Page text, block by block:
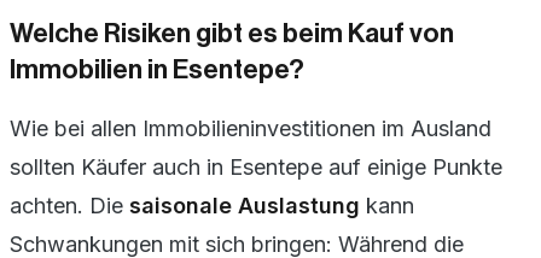
Welche Risiken gibt es beim Kauf von
Immobilien in Esentepe?
Wie bei allen Immobilieninvestitionen im Ausland
sollten Käufer auch in Esentepe auf einige Punkte
achten. Die saisonale Auslastung kann
Schwankungen mit sich bringen: Während die